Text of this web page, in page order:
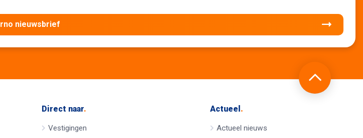
nieuwsbrief
Direct naar.
Vestigingen
Actueel .
Actueel nieuws